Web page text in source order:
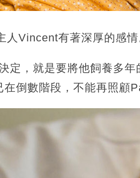
Vincent有著深厚的感情
定，就是要將他飼養多年
倒數階段，不能再照顧